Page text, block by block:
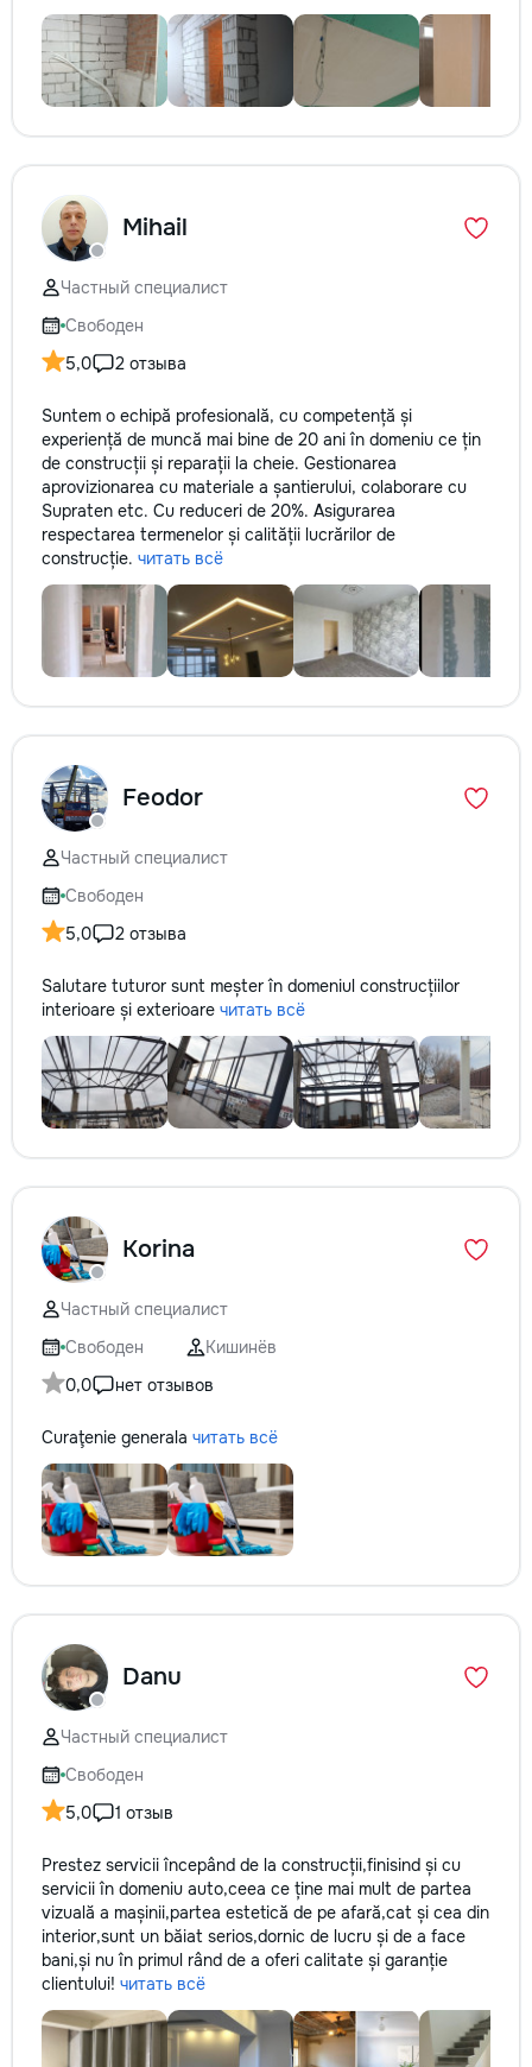
Mihail
Частный специалист
Свободен
5,0
2 отзыва
Suntem o echipă profesională, cu competență și
experiență de muncă mai bine de 20 ani în domeniu ce țin
de construcții și reparații la cheie. Gestionarea
aprovizionarea cu materiale a șantierului, colaborare cu
Supraten etc. Cu reduceri de 20%. Asigurarea
respectarea termenelor și calității lucrărilor de
construcție. читать всё
Feodor
Частный специалист
Свободен
5,0
2 отзыва
Salutare tuturor sunt meșter în domeniul construcțiilor
interioare și exterioare читать всё
Korina
Частный специалист
Свободен
Кишинёв
0,0
нет отзывов
Curaţenie generala читать всё
Danu
Частный специалист
Свободен
5,0
1 отзыв
Prestez servicii începând de la construcții,finisind și cu
servicii în domeniu auto,ceea ce ține mai mult de partea
vizuală a mașinii,partea estetică de pe afară,cat și cea din
interior,sunt un băiat serios,dornic de lucru și de a face
bani,și nu în primul rând de a oferi calitate și garanție
clientului! читать всё